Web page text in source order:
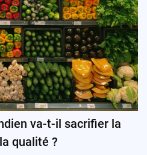
va-t-il sacrifier la
qualité ?